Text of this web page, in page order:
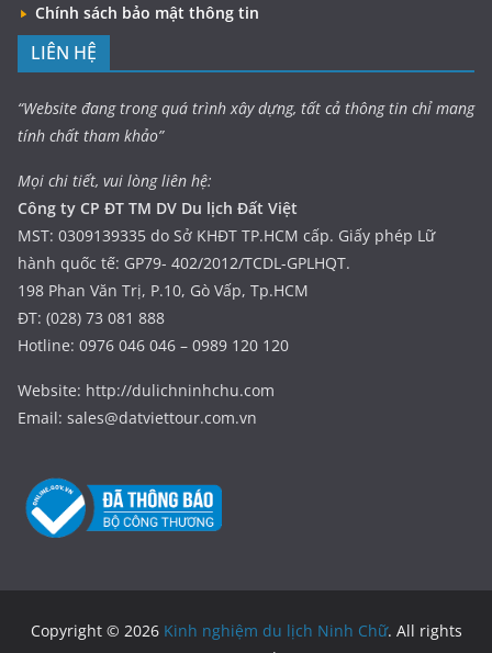
Chính sách bảo mật thông tin
LIÊN HỆ
“Website đang trong quá trình xây dựng, tất cả thông tin chỉ mang
tính chất tham khảo”
Mọi chi tiết, vui lòng liên hệ:
Công ty CP ĐT TM DV Du lịch Đất Việt
MST: 0309139335 do Sở KHĐT TP.HCM cấp. Giấy phép Lữ
hành quốc tế: GP79- 402/2012/TCDL-GPLHQT.
198 Phan Văn Trị, P.10, Gò Vấp, Tp.HCM
ĐT: (028) 73 081 888
Hotline: 0976 046 046 – 0989 120 120
Website: http://dulichninhchu.com
Email: sales@datviettour.com.vn
Copyright © 2026 Kinh nghiệm du lịch Ninh Chữ. All rights